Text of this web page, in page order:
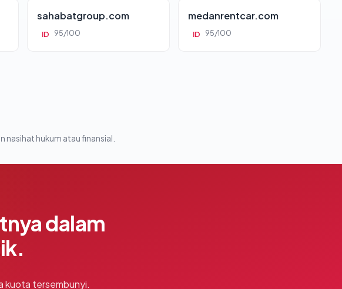
sahabatgroup.com
ID 95/100
medanrentcar.com
ID 95/100
nasihat hukum atau finansial.
dalam
kuota tersembunyi.